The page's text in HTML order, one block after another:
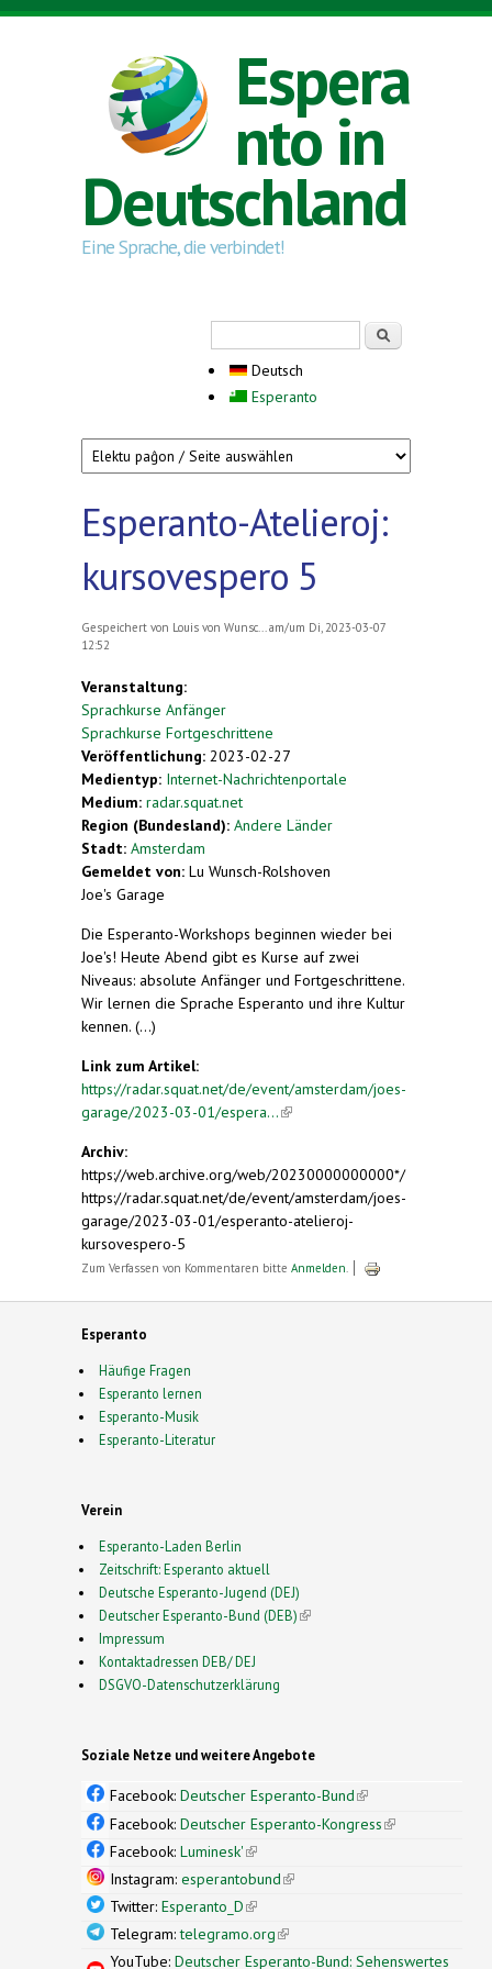
Direkt zum Inhalt
Espera
nto in
Deutschland
Eine Sprache, die verbindet!
Deutsch
Esperanto
Esperanto-Atelieroj:
kursovespero 5
Gespeichert von Louis von Wunsc...
am/um Di, 2023-03-07
12:52
Veranstaltung:
Sprachkurse Anfänger
Sprachkurse Fortgeschrittene
Veröffentlichung: 2023-02-27
Medientyp: Internet-Nachrichtenportale
Medium: radar.squat.net
Region (Bundesland): Andere Länder
Stadt: Amsterdam
Gemeldet von: Lu Wunsch-Rolshoven
Joe's Garage
Die Esperanto-Workshops beginnen wieder bei
Joe's! Heute Abend gibt es Kurse auf zwei
Niveaus: absolute Anfänger und Fortgeschrittene.
Wir lernen die Sprache Esperanto und ihre Kultur
kennen. (...)
Link zum Artikel:
https://radar.squat.net/de/event/amsterdam/joes-
garage/2023-03-01/espera...(link is external)
Archiv:
https://web.archive.org/web/20230000000000*/
https://radar.squat.net/de/event/amsterdam/joes-
garage/2023-03-01/esperanto-atelieroj-
kursovespero-5
Zum Verfassen von Kommentaren bitte Anmelden
Esperanto
Häufige Fragen
Esperanto lernen
Esperanto-Musik
Esperanto-Literatur
Verein
Esperanto-Laden Berlin
Zeitschrift: Esperanto aktuell
Deutsche Esperanto-Jugend (DEJ)
Deutscher Esperanto-Bund (DEB)(link is external)
Impressum
Kontaktadressen DEB/ DEJ
DSGVO-Datenschutzerklärung
Soziale Netze und weitere Angebote
Facebook: Deutscher Esperanto-Bund(link is
external)
Facebook: Deutscher Esperanto-Kongress(link is
Facebook: Luminesk'(link is external)
Instagram: esperantobund(link is external)
Twitter: Esperanto_D(link is external)
Telegram:telegramo.org(link is external)
YouTube: Deutscher Esperanto-Bund: Sehenswertes